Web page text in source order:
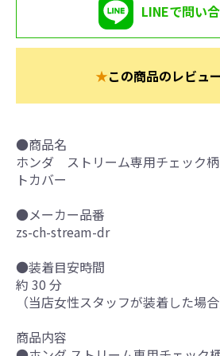
LINEで問い
★この商品のレビュ
●商品名
ホンダ ストリーム専用チェック
トカバー
●メーカー品番
zs-ch-stream-dr
●装着目安時間
約 30 分
（当店女性スタッフが装着した場合
商品内容